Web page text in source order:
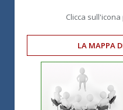
Clicca
LA MAPPA